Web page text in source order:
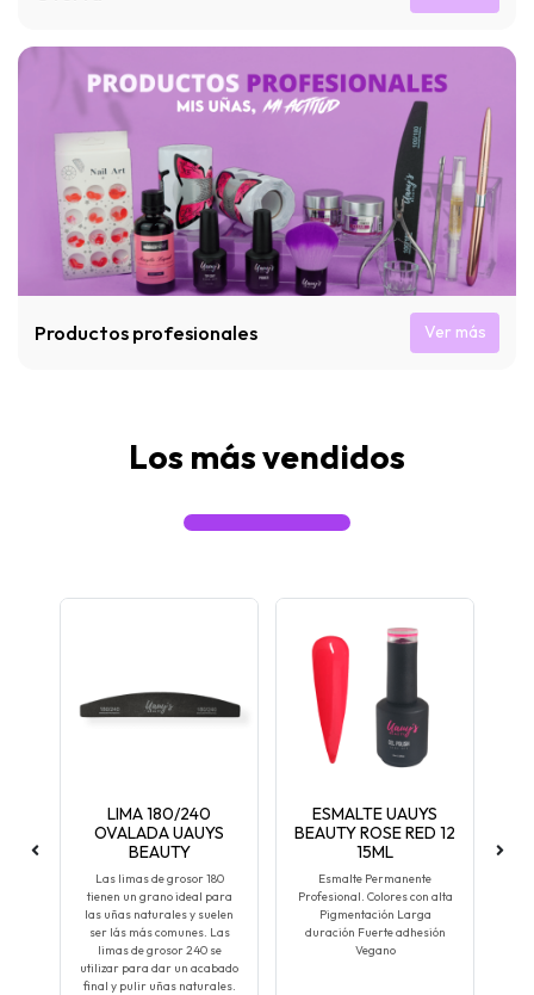
Productos profesionales Ver más
Los más vendidos
LIMA 180/240
OVALADA UAUYS
BEAUTY
Las limas de grosor 180
tienen un grano ideal para
las uñas naturales y suelen
ser lás más comunes. Las
limas de grosor 240 se
utilizar para dar un acabado
final y pulir uñas naturales.
ESMALTE UAUYS
BEAUTY ROSE RED 12
15ML
Esmalte Permanente
Profesional. Colores con alta
Pigmentación Larga
duración Fuerte adhesión
Vegano